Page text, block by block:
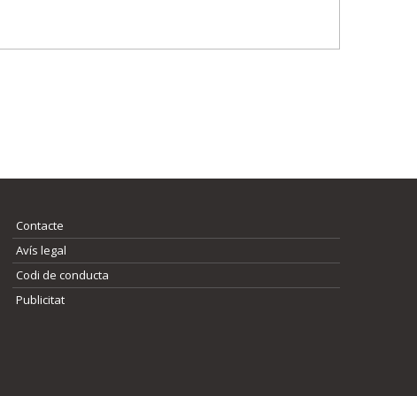
Contacte
Avís legal
Codi de conducta
Publicitat